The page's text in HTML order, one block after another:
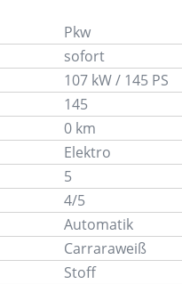
Pkw
sofort
107 kW / 145 PS
145
0 km
Elektro
5
4/5
Automatik
Carraraweiß
Stoff